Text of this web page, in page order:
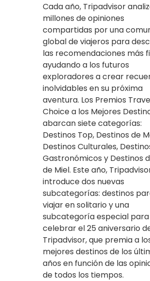
Cada año, Tripadvisor
millones de opiniones
compartidas por una
global de viajeros para
las recomendaciones más
ayudando a los futuros
exploradores a crear
inolvidables en su próxima
aventura. Los Premios
Choice a los Mejores
abarcan siete categorías:
Destinos Top, Destinos de
Destinos Culturales,
Gastronómicos y Destinos
de Miel. Este año,
introduce dos nuevas
subcategorías: destinos
viajar en solitario y una
subcategoría especial para
celebrar el 25 aniversario
Tripadvisor, que premia a
mejores destinos de los
años en función de las
de todos los tiempos.